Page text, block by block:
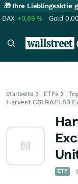
🎁 Ihre Lieblingsaktie
DAX +0,69% Gold
Startseite ETFs
Harvest CSI RAFI 50
ETF